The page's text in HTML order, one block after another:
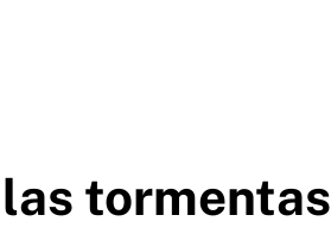
tormentas